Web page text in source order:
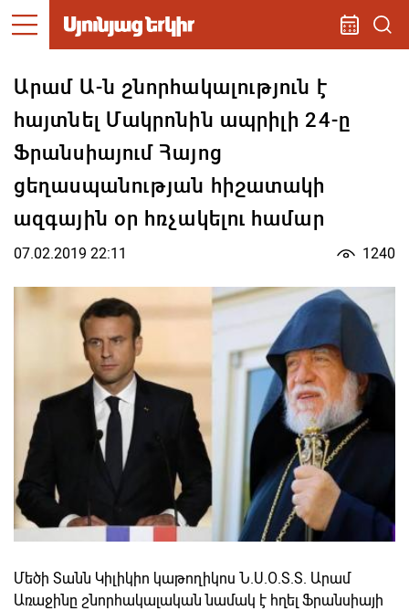
Արամ Ա-ն շնորհակալություն է
հայտնել Մակրոնին ապրիլի 24-ը
Ֆրանսիայում Հայոց
ցեղասպանության հիշատակի
ազգային օր հռչակելու համար
07.02.2019 22:11 1240
Մեծի Տանն Կիլիկիո կաթողիկոս Ն.Ս.Օ.Տ.Տ. Արամ
Առաջինը շնորհակալական նամակ է հղել Ֆրանսիայի